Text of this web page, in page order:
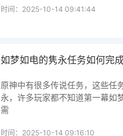
时间：2025-10-14 09:41:44
如梦如电的隽永任务如何完
原神中有很多传说任务，这些任
永，许多玩家都不知道第一幕如
需
时间：2025-10-14 09:16:10